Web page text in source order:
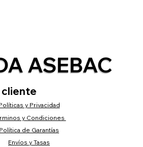
ASEBAC
cliente
y Privacidad
y Condiciones
Envíos y Tasas
Política de Garantías